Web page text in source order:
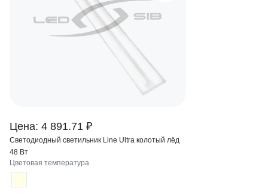
Цена: 4 891.71 ₽
Светодиодный светильник Line Ultra колотый лёд
48 Вт
Цветовая температура